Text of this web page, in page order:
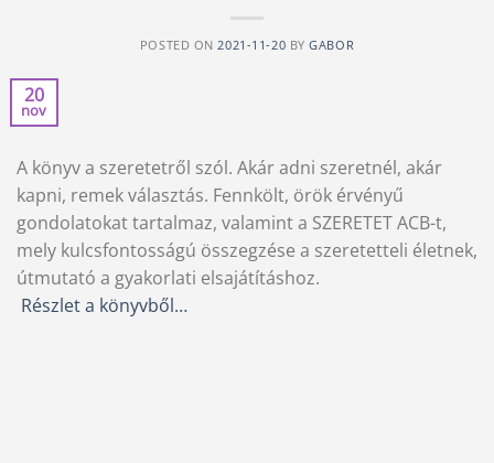
POSTED ON 2021-11-20 BYGABOR
20
nov
A könyv a szeretetről szól. Akár adni szeretnél, akár
kapni, remek választás. Fennkölt, örök érvényű
gondolatokat tartalmaz, valamint a SZERETET ACB-t,
mely kulcsfontosságú összegzése a szeretetteli életnek,
útmutató a gyakorlati elsajátításhoz.
Részlet a könyvből…